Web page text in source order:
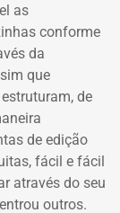
as
conforme
da
que
de
de edição
fácil e fácil
através do seu
outros.